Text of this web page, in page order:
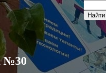
№30